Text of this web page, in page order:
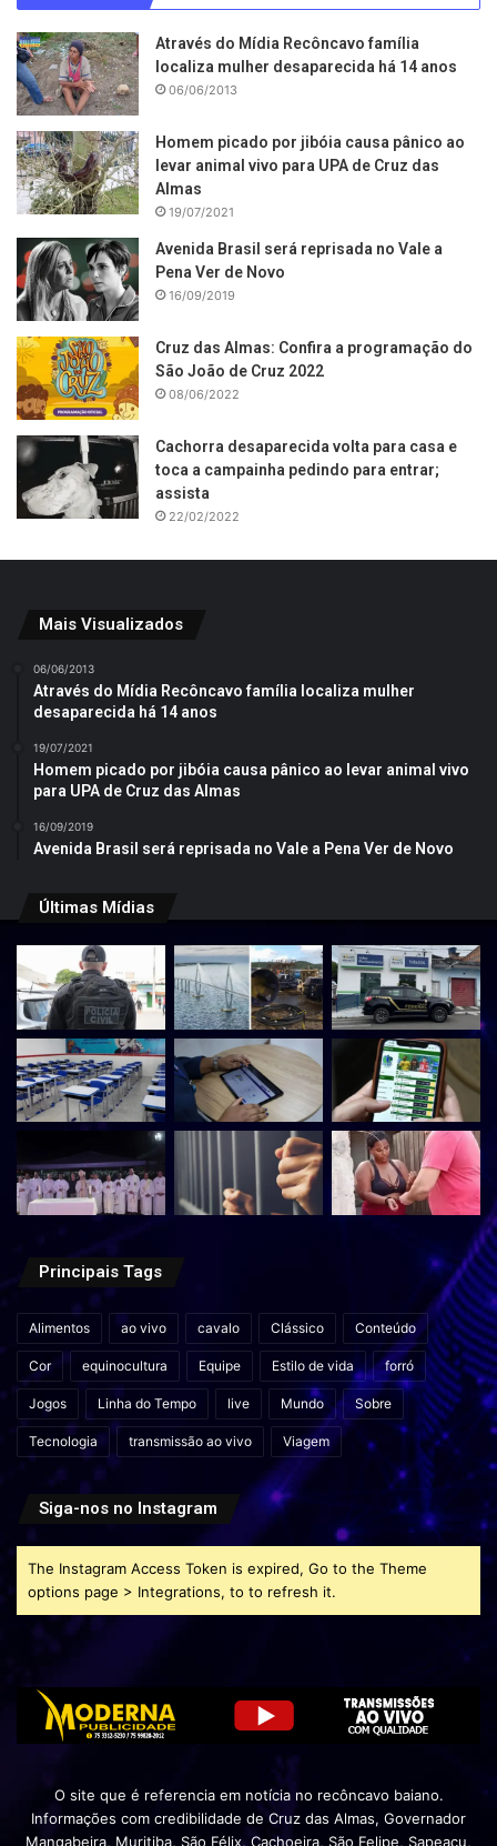
Através do Mídia Recôncavo família
localiza mulher desaparecida há 14 anos
06/06/2013
Homem picado por jibóia causa pânico ao
levar animal vivo para UPA de Cruz das
Almas
19/07/2021
Avenida Brasil será reprisada no Vale a
Pena Ver de Novo
16/09/2019
Cruz das Almas: Confira a programação do
São João de Cruz 2022
08/06/2022
Cachorra desaparecida volta para casa e
toca a campainha pedindo para entrar;
assista
22/02/2022
Mais Visualizados
06/06/2013
Através do Mídia Recôncavo família localiza mulher
desaparecida há 14 anos
19/07/2021
Homem picado por jibóia causa pânico ao levar animal vivo
para UPA de Cruz das Almas
16/09/2019
Avenida Brasil será reprisada no Vale a Pena Ver de Novo
Últimas Mídias
Principais Tags
Alimentos ao vivo cavalo Clássico Conteúdo
Cor equinocultura Equipe Estilo de vida forró
Jogos Linha do Tempo live Mundo Sobre
Tecnologia transmissão ao vivo Viagem
Siga-nos no Instagram
The Instagram Access Token is expired, Go to the Theme
options page > Integrations, to to refresh it.
O site que é referencia em notícia no recôncavo baiano.
Informações com credibilidade de Cruz das Almas, Governador
Mangabeira, Muritiba, São Félix, Cachoeira, São Felipe, Sapeaçu,